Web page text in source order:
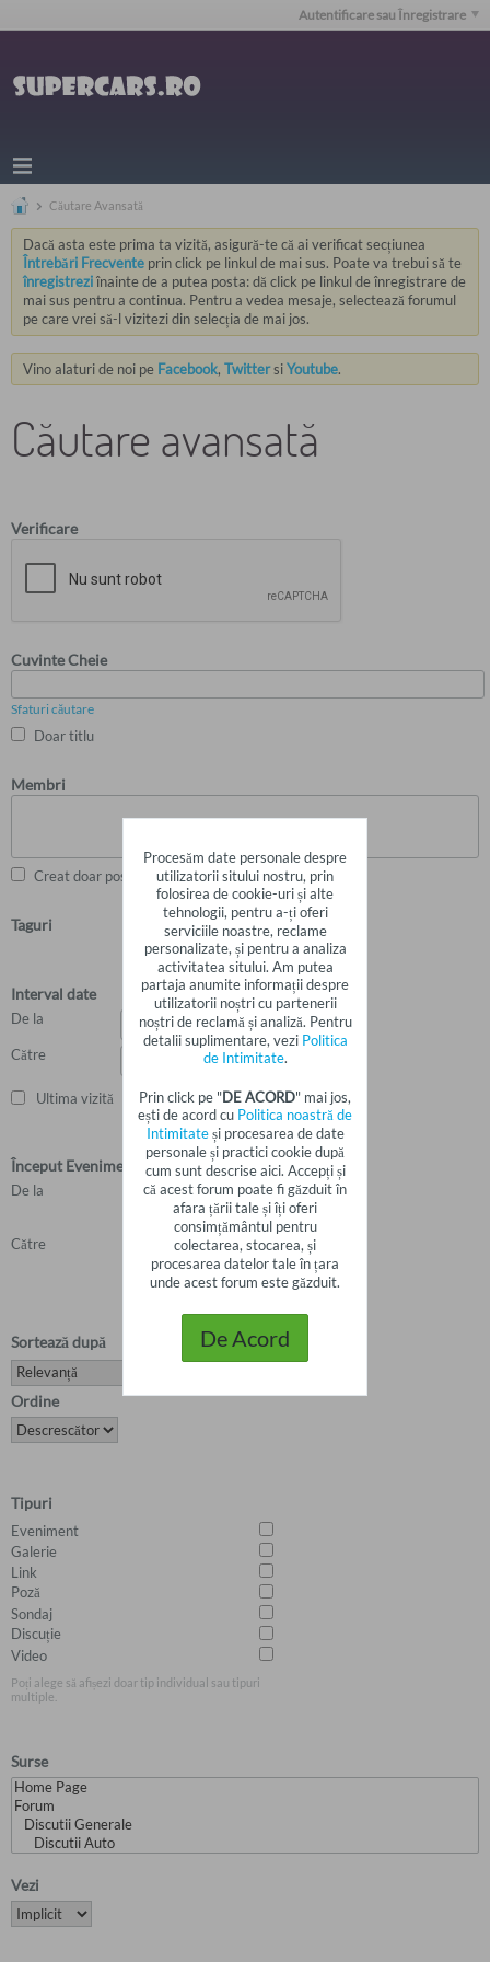
Autentificare sau Înregistrare
Căutare Avansată
Dacă asta este prima ta vizită, asigură-te că ai verificat secțiunea
Întrebări Frecvente prin click pe linkul de mai sus. Poate va trebui să te
înregistreziînainte de a putea posta: dă click pe linkul de înregistrare de
mai sus pentru a continua. Pentru a vedea mesaje, selectează forumul
pe care vrei să-l vizitezi din selecția de mai jos.
Vino alaturi de noi pe Facebook, TwittersiYoutube.
Căutare avansată
Verificare
Cuvinte Cheie
Sfaturi căutare
Doar titlu
Membri
Creat doar postări
Taguri
Interval date
De la
Către
Ultima vizită
Început Eveniment
De la
Către
Sortează după
Ordine
Tipuri
Eveniment
Galerie
Link
Poză
Sondaj
Discuție
Video
Poți alege să afișezi doar tip individual sau tipuri
multiple.
Surse
Vezi
Procesăm date personale despre
utilizatorii sitului nostru, prin
folosirea de cookie-uri și alte
tehnologii, pentru a-ți oferi
serviciile noastre, reclame
personalizate, și pentru a analiza
activitatea sitului. Am putea
partaja anumite informații despre
utilizatorii noștri cu partenerii
noștri de reclamă și analiză. Pentru
detalii suplimentare, vezi Politica
de Intimitate.
Prin click pe "DE ACORD" mai jos,
ești de acord cu Politica noastră de
Intimitateși procesarea de date
personale și practici cookie după
cum sunt descrise aici. Accepți și
că acest forum poate fi găzduit în
afara țării tale și îți oferi
consimțământul pentru
colectarea, stocarea, și
procesarea datelor tale în țara
unde acest forum este găzduit.
De Acord